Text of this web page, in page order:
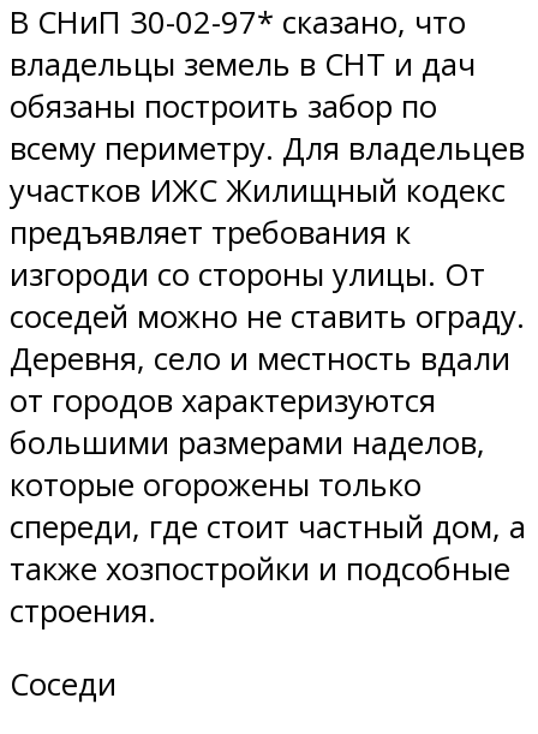
В СНиП 30-02-97* сказано, что
владельцы земель в СНТ и дач
обязаны построить забор по
всему периметру. Для владельцев
участков ИЖС Жилищный кодекс
предъявляет требования к
изгороди со стороны улицы. От
соседей можно не ставить ограду.
Деревня, село и местность вдали
от городов характеризуются
большими размерами наделов,
которые огорожены только
спереди, где стоит частный дом, а
также хозпостройки и подсобные
строения.
Соседи